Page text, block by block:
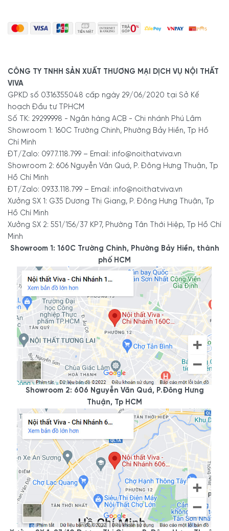
Thông tin chi tiết bộ sản phẩm:
Chất
liệu:
Chân Sắt + Mặt Đá Tự Nhiên
Màu
sắc:
Màu Kem Phối Xanh Đen
Chất
lượng:
Chất lượng rất tốt, trung bình 10 – 20 năm
Thợ
thi
công:
Thợ được đào tạo bài bản chuyên nghiệp, kinh
nghiệm trên 5 năm
Xuất
xứ:
Sản xuất trực tiếp bởi công ty Viva
An
Không hóa chất. Không mùi độc hại. An toàn
cho sức khỏe người sử dụng và trẻ em
hành:
2 năm – Hỗ trợ trọn đời
Năng
lực:
Hàng có sẵn.Đội ngũ chuyên thi công các
công trình lớn nhỏ tại TP. HCM
- Lưu ý:Không sử dụng hóa chất có tính chất khử mạnh để
vệ sinh, lau chùi; không sử dụng vật sắc nhọn tránh làm
xước và làm phai màu sơn.
Nội thất Viva nhận tư vấn và thiết kế miễn phí. Sản xuất
giao hàng nhanh 24/7.Đặc biệt, Viva có những chính sách
--------------------------------
NỘI THẤT VIVA - TỐT GỖ TỐT CẢ NƯỚC SƠN
- Showroom 1: 160C Trường Chinh, P.12, Q.Tân Bình,
Tp.HCM
- Showroom 2: 606 Nguyễn Văn Quá, P.Đông Hưng Thuận,
Q.12
- Xưởng sản xuất: 59/1 ĐHT 21, P.Đông Hưng Thuận, Q.12
- Điện thoại: 0977.118.799 - 0933.118.799 - 0922.118.799
CÔNG TY TNHH SẢN XUẤT THƯƠNG MẠI DỊCH VỤ NỘI THẤT
VIVA
GPKD số 0316355048 cấp ngày 29/06/2020 tại Sở Kế
hoạch Đầu tư TPHCM
Số TK: 29299998 - Ngân hàng ACB - Chi nhánh Phú Lâm
Showroom 1: 160C Trường Chinh, Phường Bảy Hiền, Tp Hồ
Chí Minh
ĐT/Zalo: 0977.118.799 – Email: info@noithatviva.vn
Showroom 2: 606 Nguyễn Văn Quá, P. Đông Hưng Thuận, Tp
Hồ Chí Minh
ĐT/Zalo: 0933.118.799 – Email: info@noithatviva.vn
Xưởng SX 1: G35 Dương Thị Giang, P. Đông Hưng Thuận, Tp
Hồ Chí Minh
Xưởng SX 2: 551/156/37 KP7, Phường Tân Thới Hiệp, Tp Hồ Chí
Minh
Showroom 1: 160C Trường Chinh, Phường Bảy Hiền, thành
phố HCM
Showroom 2: 606 Nguyễn Văn Quá, P.Đông Hưng
Thuận, Tp HCM